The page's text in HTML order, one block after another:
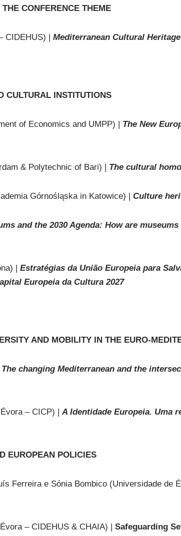
CONFERENCE THEME
CIDEHUS) | Mediterranean Cultural
CULTURAL INSTITUTIONS
of Economics and UMPP) | The New
& Polytechnic of Bari) | The cultural
Górnośląska in Katowice) | Culture
and the 2030 Agenda: How are
| Estratégias da União Europeia para
Europeia da Cultura 2027
AND MOBILITY IN THE EURO-
The changing Mediterranean and the
– CICP) | A Identidade Europeia. Uma
EUROPEAN POLICIES
Ferreira e Sónia Bombico (Universidade de
– CIDEHUS & CHAIA) | Safeguarding